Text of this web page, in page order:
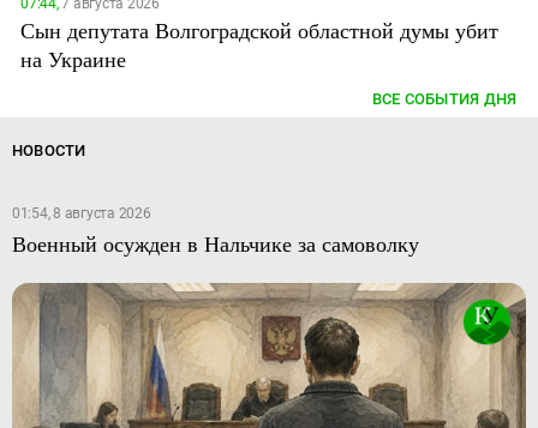
07:44,7 августа 2026
Сын депутата Волгоградской областной думы убит
на Украине
ВСЕ СОБЫТИЯ ДНЯ
НОВОСТИ
01:54, 8 августа 2026
Военный осужден в Нальчике за самоволку